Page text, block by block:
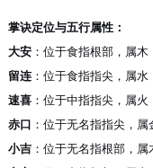
掌诀定位与五行属性：
大安：位于食指根部，属木
留连：位于食指指尖，属水
速喜：位于中指指尖，属火
赤口 ：位于无名指指尖，
小吉：位于无名指根部，属